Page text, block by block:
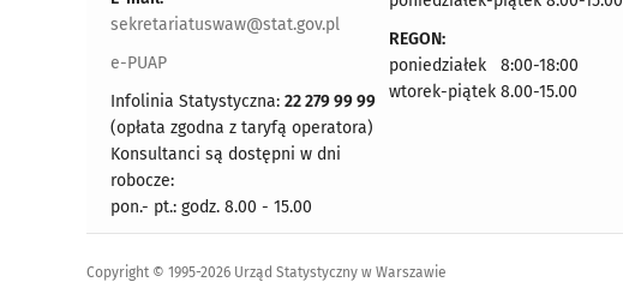
sekretariatuswaw@stat.gov.pl
e-PUAP
Infolinia Statystyczna: 22 279 99 99
(opłata zgodna z taryfą operatora)
Konsultanci są dostępni w dni
robocze:
pon.- pt.: godz. 8.00 - 15.00
REGON:
poniedziałek 8:00-18:00
wtorek-piątek 8.00-15.00
Copyright © 1995-2026 Urząd Statystyczny w Warszawie